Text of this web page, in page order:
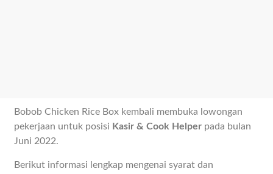
Bobob Chicken Rice Box kembali membuka lowongan
pekerjaan untuk posisi Kasir & Cook Helper pada bulan
Juni 2022.
Berikut informasi lengkap mengenai syarat dan